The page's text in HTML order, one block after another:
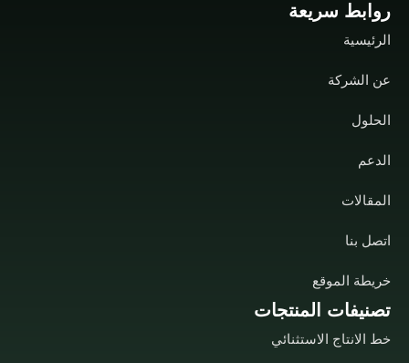
تصنيفات المنتجات
خط الانتاج الاستثنائي
روابط سريعة
الرئيسية
عن الشركة
الحلول
الدعم
المقالات
اتصل بنا
خريطة الموقع